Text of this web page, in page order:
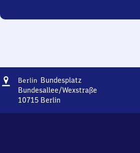
Adresse
Berlin BundesplatzBerlin
Bundesplatz
Bundesallee/Wexstraße
10715 Berlin